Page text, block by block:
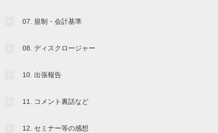
07. 規制・会計基準
08. ディスクロージャー
10. 出張報告
11. コメント裏話など
12. セミナー等の感想